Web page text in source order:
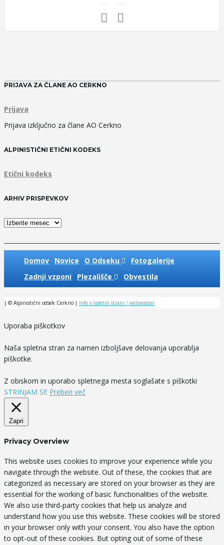
PRIJAVA ZA ČLANE AO CERKNO
Prijava
Prijava izključno za člane AO Cerkno
ALPINISTIČNI ETIČNI KODEKS
Etični kodeks
ARHIV PRISPEVKOV
Arhiv
Domov Novice O Odseku
Fotogalerije
Zadnji vzponi
Plezališče Obvestila
| © Alpinistični odsek Cerkno | Info o spletni strani / webmaster
Uporaba piškotkov
Naša spletna stran za namen izboljšave delovanja uporablja
piškotke.
Z obiskom in uporabo spletnega mesta soglašate s piškotki
STRINJAM SE Preberi več
Zapri
Privacy Overview
This website uses cookies to improve your experience while you
navigate through the website. Out of these, the cookies that are
categorized as necessary are stored on your browser as they are
essential for the working of basic functionalities of the website.
We also use third-party cookies that help us analyze and
understand how you use this website. These cookies will be stored
in your browser only with your consent. You also have the option
to opt-out of these cookies. But opting out of some of these